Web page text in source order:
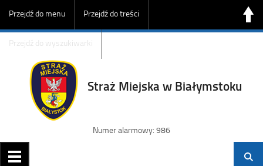
Przejdź do menu Przejdź do treści
Przejdź do wyszukiwarki
Straż Miejska w Białymstoku
Numer alarmowy: 986